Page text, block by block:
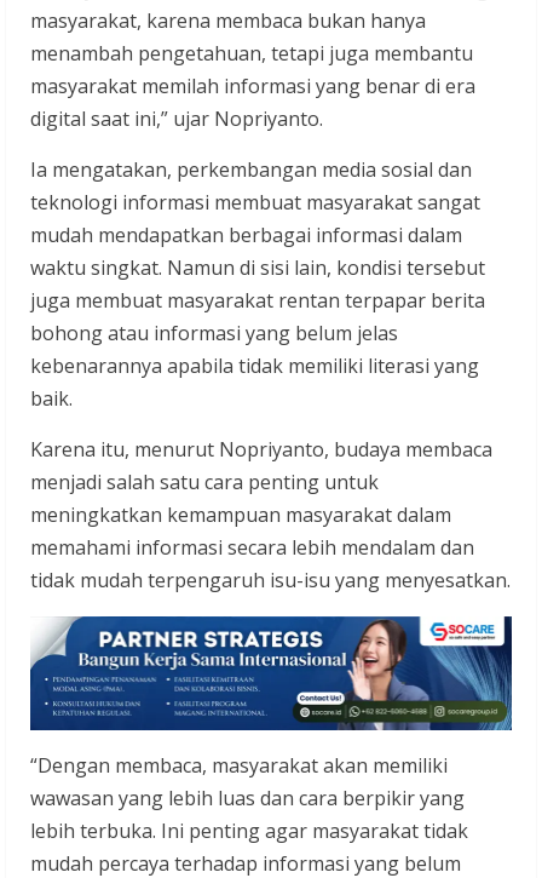
masyarakat, karena membaca bukan hanya
menambah pengetahuan, tetapi juga membantu
masyarakat memilah informasi yang benar di era
digital saat ini,” ujar Nopriyanto.
Ia mengatakan, perkembangan media sosial dan
teknologi informasi membuat masyarakat sangat
mudah mendapatkan berbagai informasi dalam
waktu singkat. Namun di sisi lain, kondisi tersebut
juga membuat masyarakat rentan terpapar berita
bohong atau informasi yang belum jelas
kebenarannya apabila tidak memiliki literasi yang
baik.
Karena itu, menurut Nopriyanto, budaya membaca
menjadi salah satu cara penting untuk
meningkatkan kemampuan masyarakat dalam
memahami informasi secara lebih mendalam dan
tidak mudah terpengaruh isu-isu yang menyesatkan.
“Dengan membaca, masyarakat akan memiliki
wawasan yang lebih luas dan cara berpikir yang
lebih terbuka. Ini penting agar masyarakat tidak
mudah percaya terhadap informasi yang belum